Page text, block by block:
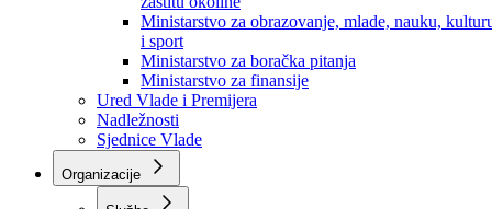
raseljena lica i izbjeglice
Ministarstvo za urbanizam, prostorno uređenje i
zaštitu okoline
Ministarstvo za obrazovanje, mlade, nauku,
i sport
Ministarstvo za boračka pitanja
Ministarstvo za finansije
Ured Vlade i Premijera
Nadležnosti
Sjednice Vlade